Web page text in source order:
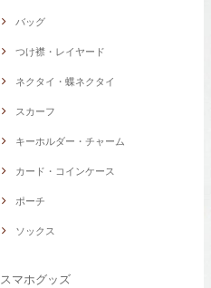
バッグ
つけ襟・レイヤード
ネクタイ・蝶ネクタイ
スカーフ
キーホルダー・チャーム
カード・コインケース
ポーチ
ソックス
スマホグッズ